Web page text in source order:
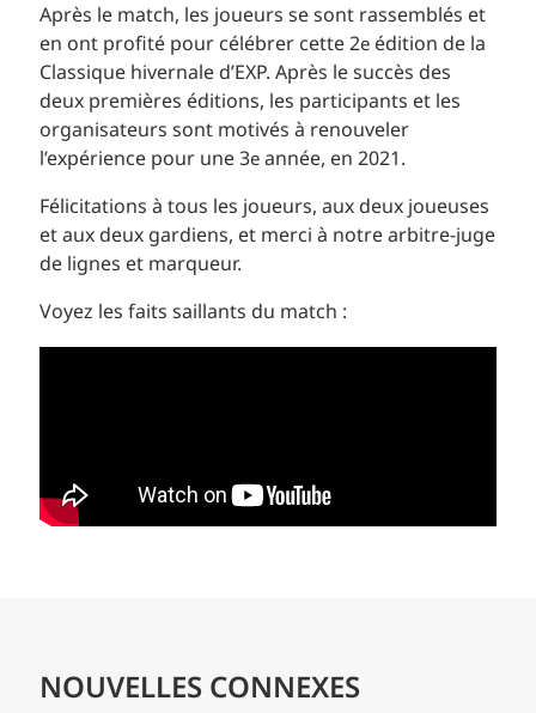
Après le match, les joueurs se sont rassemblés et
en ont profité pour célébrer cette 2e édition de la
Classique hivernale d’EXP. Après le succès des
deux premières éditions, les participants et les
organisateurs sont motivés à renouveler
l’expérience pour une 3eannée, en 2021.
Félicitations à tous les joueurs, aux deux joueuses
et aux deux gardiens, et merci à notre arbitre-juge
de lignes et marqueur.
Voyez les faits saillants du match :
NOUVELLES CONNEXES